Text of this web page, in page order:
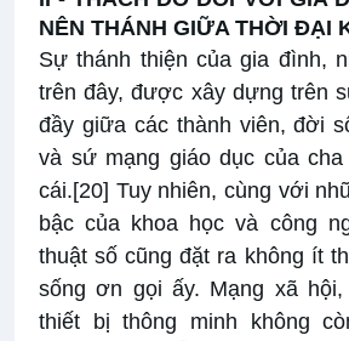
NÊN THÁNH GIỮA THỜI ĐẠI
Sự thánh thiện của gia đình,
trên đây, được xây dựng trên
đầy giữa các thành viên, đời
và sứ mạng giáo dục của
cái.[20] Tuy nhiên, cùng với
bậc của khoa học và công
thuật số cũng đặt ra không ít
sống ơn gọi ấy. Mạng xã
thiết bị thông minh không